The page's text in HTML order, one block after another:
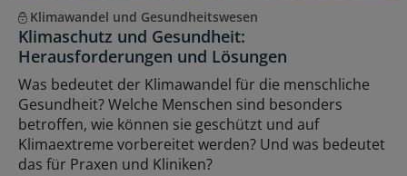
Klimawandel und Gesundheitswesen
Klimaschutz und Gesundheit:
Herausforderungen und Lösungen
Was bedeutet der Klimawandel für die menschliche
Gesundheit? Welche Menschen sind besonders
betroffen, wie können sie geschützt und auf
Klimaextreme vorbereitet werden? Und was bedeutet
das für Praxen und Kliniken?